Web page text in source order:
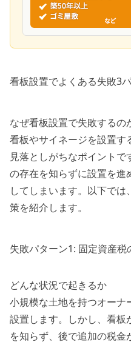
看板設置でよくある失敗3
なぜ看板設置で失敗するの
看板やサイネージを設置す
見落としがちなポイント
の存在を知らずに設置を進
してしまいます。以下で
策を紹介します。
失敗パターン1: 固定資産税
どんな状況で起きるか
小規模な土地を持つオーナ
設置します。しかし、看板
を知らず、後で追加の税金